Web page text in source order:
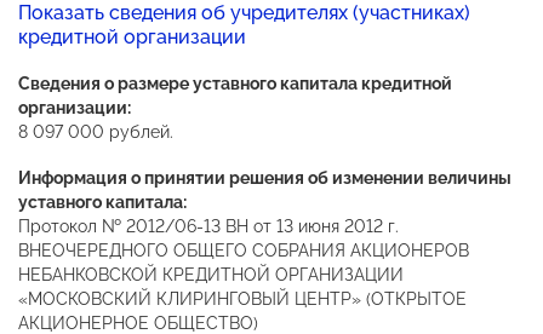
Показать сведения об учредителях (участниках)
кредитной организации
Сведения о размере уставного капитала кредитной
организации:
8 097 000 рублей.
Информация о принятии решения об изменении величины
уставного капитала:
Протокол № 2012/06-13 ВН от 13 июня 2012 г.
ВНЕОЧЕРЕДНОГО ОБЩЕГО СОБРАНИЯ АКЦИОНЕРОВ
НЕБАНКОВСКОЙ КРЕДИТНОЙ ОРГАНИЗАЦИИ
«МОСКОВСКИЙ КЛИРИНГОВЫЙ ЦЕНТР» (ОТКРЫТОЕ
АКЦИОНЕРНОЕ ОБЩЕСТВО)